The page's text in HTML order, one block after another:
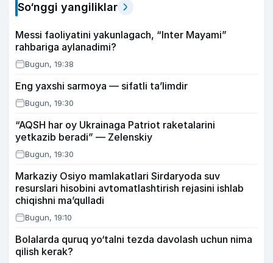
So‘nggi yangiliklar
Messi faoliyatini yakunlagach, “Inter Mayami”
rahbariga aylanadimi?
Bugun, 19:38
Eng yaxshi sarmoya — sifatli ta’limdir
Bugun, 19:30
“AQSH har oy Ukrainaga Patriot raketalarini
yetkazib beradi” — Zelenskiy
Bugun, 19:30
Markaziy Osiyo mamlakatlari Sirdaryoda suv
resurslari hisobini avtomatlashtirish rejasini ishlab
chiqishni ma’qulladi
Bugun, 19:10
Bolalarda quruq yo‘talni tezda davolash uchun nima
qilish kerak?